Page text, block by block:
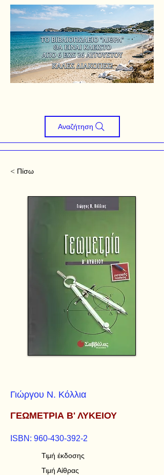
Αναζήτηση
< Πίσω
Γιώργου Ν. Κόλλια
ΓΕΩΜΕΤΡΙΑ Β' ΛΥΚΕΙΟΥ
ISBN: 960-430-392-2
Τιμή έκδοσης
Τιμή Αίθρας